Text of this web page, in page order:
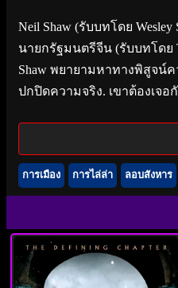
Neil Shaw (รับบทโดย
นายกรัฐมนตรีจีน (รับบทโดย
Shaw พยายามหาทางพิสูจน์
ปกปิดความจริง. เขาต้องเจ
การเมือง การไล่ล่า ลอบสังหาร